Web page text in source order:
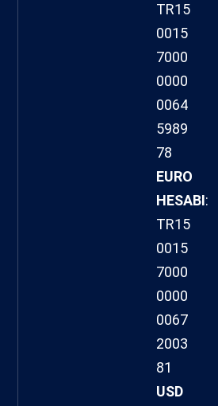
TR15
0015
7000
0000
0064
5989
78
EURO
HESABI:
TR15
0015
7000
0000
0067
2003
81
USD